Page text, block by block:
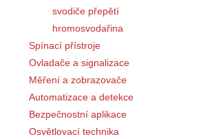
svodiče přepětí
hromosvodařina
Spínací přístroje
Ovladače a signalizace
Měření a zobrazovače
Automatizace a detekce
Bezpečnostní aplikace
Osvětlovací technika